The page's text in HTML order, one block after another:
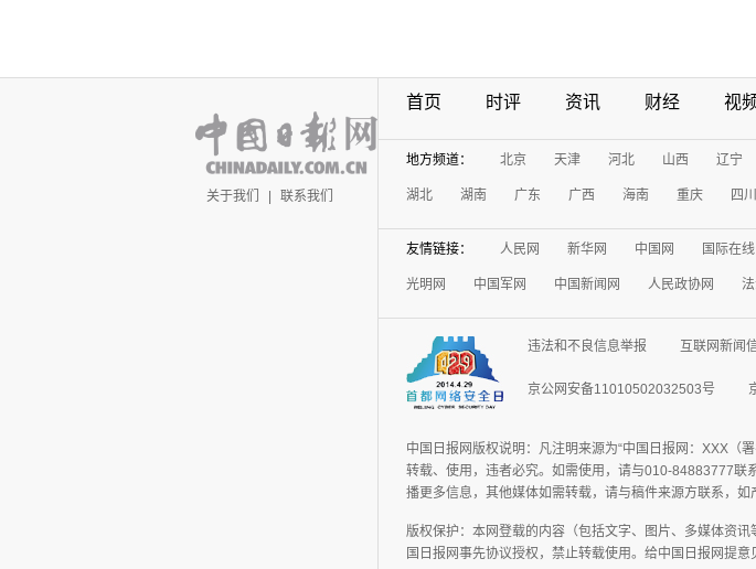
关于我们 | 联系我们
首页 时评 资讯 财经 视
地方频道： 北京 天津 河北 山西 辽宁
湖北 湖南 广东 广西 海南 重庆 四川
友情链接： 人民网 新华网 中国网 国际在线
光明网 中国军网 中国新闻网 人民政协网
违法和不良信息举报 互联网新闻
京公网安备11010502032503号
中国日报网版权说明：凡注明来源为“中国日报网：XXX（
转载、使用，违者必究。如需使用，请与010-84883777联
播更多信息，其他媒体如需转载，请与稿件来源方联系，如
版权保护：本网登载的内容（包括文字、图片、多媒体资
国日报网事先协议授权，禁止转载使用。给中国日报网提